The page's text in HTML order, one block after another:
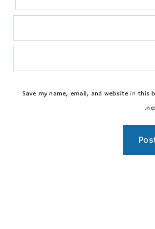
Save my name, email, and website in this